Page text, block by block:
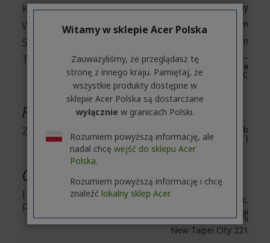
Kolor Czarny
Wysokość 6.6 mm
Szerokość 27 mm
Temperatura Click To Pray eRosary: 0 ~
45°C / Bezprzewodowa
ładowarka: 0 ~ 48°C
Różne
Zgodność Android 5.0 / iOS 9.0 ( lub
wyżej )
Ogólne informacje produktu
Informacje
producenta
Acer Inc.
8F, No. 88, Section 1, Xin Tai
5th Road, Xizhi
New Taipei City 221
Witamy w sklepie Acer Polska
Zauważyliśmy, że przeglądasz tę
stronę z innego kraju. Pamiętaj, że
wszystkie produkty dostępne w
sklepie Acer Polska są dostarczane
wyłącznie w granicach Polski.
Rozumiem powyższą informację, ale
nadal chcę wejść do sklepu Acer
Polska.
Rozumiem powyższą informację i chcę
znaleźć lokalny sklep Acer.